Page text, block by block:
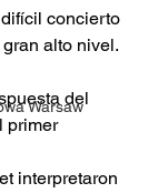
Warsaw
concierto
alto nivel.
del
primer
interpretaron